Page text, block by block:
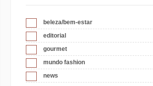
beleza/bem-estar
editorial
gourmet
mundo fashion
news